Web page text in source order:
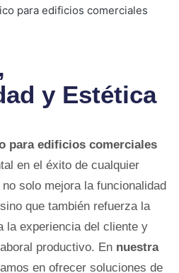
y Estética
para edificios comerciales
en el éxito de cualquier
solo mejora la funcionalidad
que también refuerza la
la experiencia del cliente y
productivo. En nuestra
en ofrecer soluciones de